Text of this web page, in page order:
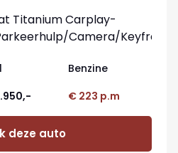
Titanium Carplay-
Camera/Keyfree
Benzine
€ 223 p.m
deze auto